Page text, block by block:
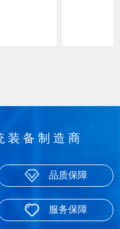
装备制造商
品质保障
服务保障